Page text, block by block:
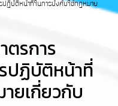
รปฏิบัติหน้าที่ในการบังคับใช้กฎหมาย
ตรการ
ปฏิบัติหน้าที่
ยเกี่ยวกับ